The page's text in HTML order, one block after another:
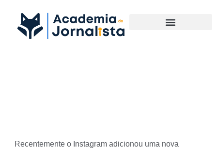
Recentemente o Instagram adicionou uma nova